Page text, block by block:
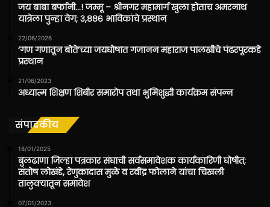
जय बाबा बर्फानी…! जम्मू – श्रीनगर महामार्ग खुला होताच अमरनाथ
यात्रेला पुन्हा वेग; ३,८८६ भाविकांचे प्रस्थान
22/06/2026
‘गण गणातून बोते’च्या जयघोषात गजानन महाराज पालखीचे पंढरपूरकडे
प्रस्थान
21/06/2023
अध्यात्म शिक्षण शिबीर समारोप तथा भुमिशुद्धी कार्यक्रम संपन्न
संपादकीय
18/01/2025
बुलढाणा जिल्हा पत्रकार संघाची सर्वसमावेशक कार्यकारिणी घोषीत;
संतोष लोखंडे, रेणुकादास मुळे व रवींद्र फोलाने यांचा चिखली
तालुक्यातून समावेश
07/01/2023